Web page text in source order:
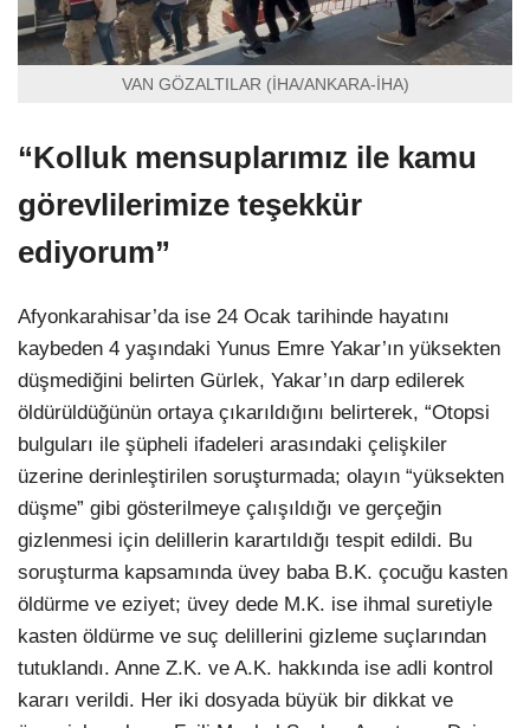
VAN GÖZALTILAR (İHA/ANKARA-İHA)
“Kolluk mensuplarımız ile kamu
görevlilerimize teşekkür
ediyorum”
Afyonkarahisar’da ise 24 Ocak tarihinde hayatını
kaybeden 4 yaşındaki Yunus Emre Yakar’ın yüksekten
düşmediğini belirten Gürlek, Yakar’ın darp edilerek
öldürüldüğünün ortaya çıkarıldığını belirterek, “Otopsi
bulguları ile şüpheli ifadeleri arasındaki çelişkiler
üzerine derinleştirilen soruşturmada; olayın “yüksekten
düşme” gibi gösterilmeye çalışıldığı ve gerçeğin
gizlenmesi için delillerin karartıldığı tespit edildi. Bu
soruşturma kapsamında üvey baba B.K. çocuğu kasten
öldürme ve eziyet; üvey dede M.K. ise ihmal suretiyle
kasten öldürme ve suç delillerini gizleme suçlarından
tutuklandı. Anne Z.K. ve A.K. hakkında ise adli kontrol
kararı verildi. Her iki dosyada büyük bir dikkat ve